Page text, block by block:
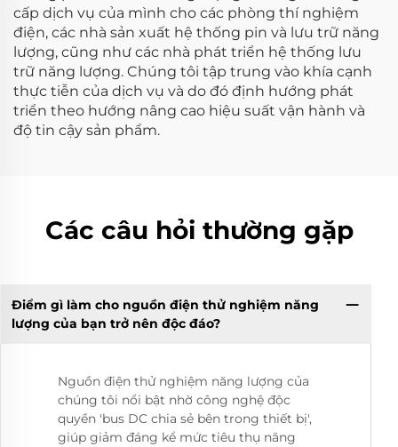
cấp dịch vụ của mình cho các phòng thí nghiệm
điện, các nhà sản xuất hệ thống pin và lưu trữ năng
lượng, cũng như các nhà phát triển hệ thống lưu
trữ năng lượng. Chúng tôi tập trung vào khía cạnh
thực tiễn của dịch vụ và do đó định hướng phát
triển theo hướng nâng cao hiệu suất vận hành và
độ tin cậy sản phẩm.
Các câu hỏi thường gặp
Điểm gì làm cho nguồn điện thử nghiệm năng
lượng của bạn trở nên độc đáo?
Nguồn điện thử nghiệm năng lượng của
chúng tôi nổi bật nhờ công nghệ độc
quyền 'bus DC chia sẻ bên trong thiết bị',
giúp giảm đáng kể mức tiêu thụ năng